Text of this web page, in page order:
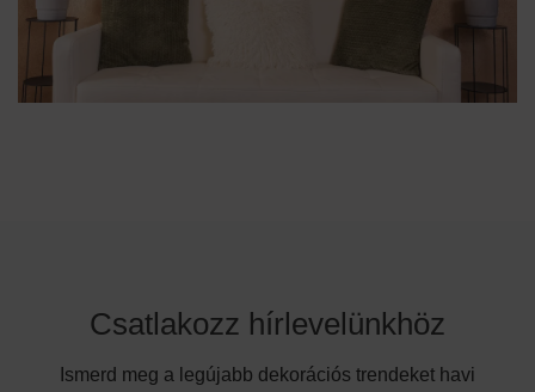
Csatlakozz hírlevelünkhöz
Ismerd meg a legújabb dekorációs trendeket havi